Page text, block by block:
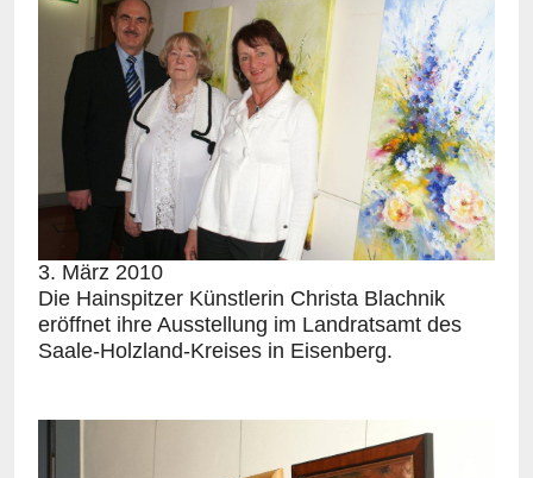
3. März 2010
Die Hainspitzer Künstlerin Christa Blachnik
eröffnet ihre Ausstellung im Landratsamt des
Saale-Holzland-Kreises in Eisenberg.